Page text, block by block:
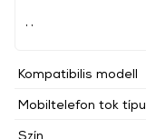
Kompatibilis modell
Mobiltelefon tok
Szín